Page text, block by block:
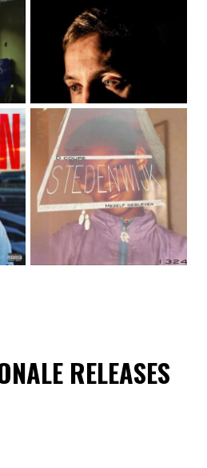
RELEASES